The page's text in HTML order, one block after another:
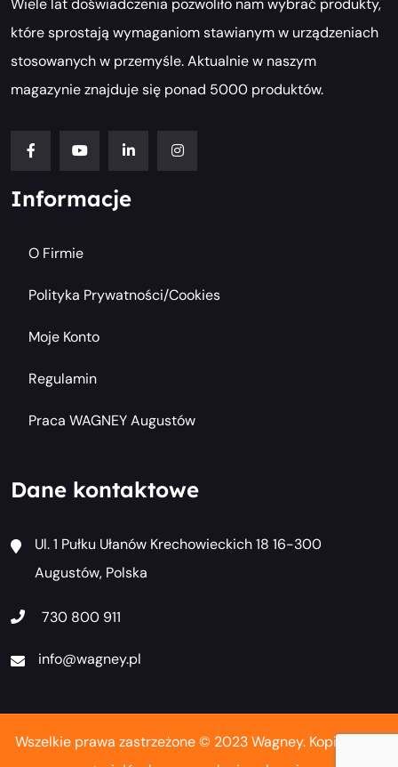
Wiele lat doświadczenia pozwoliło nam wybrać produkty,
które sprostają wymaganiom stawianym w urządzeniach
stosowanych w przemyśle. Aktualnie w naszym
magazynie znajduje się ponad 5000 produktów.
Informacje
O Firmie
Polityka Prywatności/cookies
Moje Konto
Regulamin
Praca WAGNEY Augustów
Dane kontaktowe
Ul. 1 Pułku Ułanów Krechowieckich 18 16-300
Augustów, Polska
730 800 911
info@wagney.pl
Wszelkie prawa zastrzeżone © 2023 Wagney. Kopiowanie